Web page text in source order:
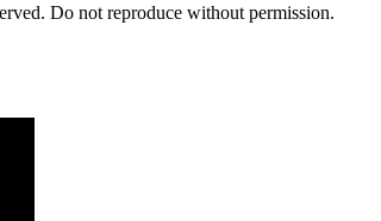
Do not reproduce without permission.